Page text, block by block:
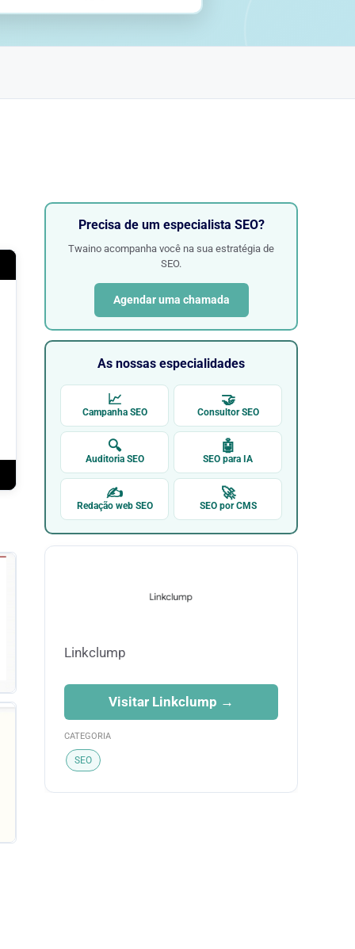
Precisa de um especialista SEO?
Twaino acompanha você na sua estratégia de
SEO.
Agendar uma chamada
As nossas especialidades
📈
Campanha SEO
🤝
Consultor SEO
🔍
Auditoria SEO
🤖
SEO para IA
✍
Redação web SEO
🚀
SEO por CMS
Linkclump
Visitar Linkclump →
CATEGORIA
SEO